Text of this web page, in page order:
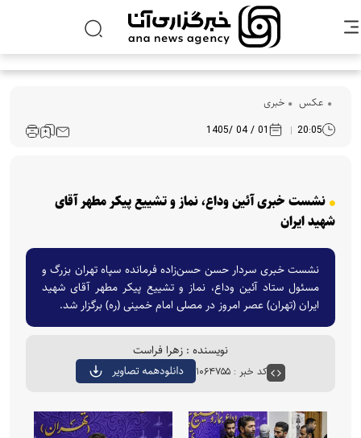
عکس خبری
20:05
01 / 04 /1405
نشست خبری آئین وداع، نماز و تشییع پیکر مطهر آقای
شهید ایران
نشست خبری سردار حسن حسن‌زاده فرمانده سپاه تهران بزرگ و
مسئول ستاد آئین وداع، نماز و تشییع پیکر مطهر آقای شهید
ایران (تهران) عصر امروز در مصلی امام خمینی (ره) برگزار شد.
نویسنده : زهرا فراست
کد خبر : ۱۰۶۴۷۵۵